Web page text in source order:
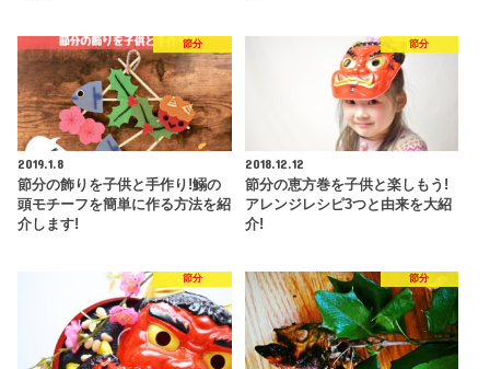
節分
2019.1.8
節分の飾りを子供と手作り!鰯の
頭モチーフを簡単に作る方法を紹
介します!
節分
2018.12.12
節分の恵方巻を子供と楽しもう!
アレンジレシピ3つと由来を大紹
介!
節分 節分